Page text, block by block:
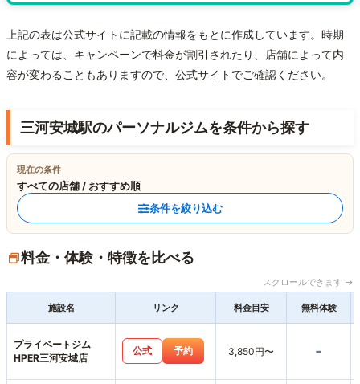
上記の表は公式サイトに記載の情報をもとに作成しています。時期
によっては、キャンペーンで料金が割引されたり、店舗によって内
容が変わることもありますので、公式サイトでご確認ください。
三河安城駅のパーソナルジムを条件から探す
現在の条件
すべての店舗 / おすすめ順
条件を絞り込む
料金・体験・特徴を比べる
スクロールできます →
施設名 リンク 料金目安 無料体験
プライベートジム
HPER三河安城店
公式 予約 3,850円〜 -